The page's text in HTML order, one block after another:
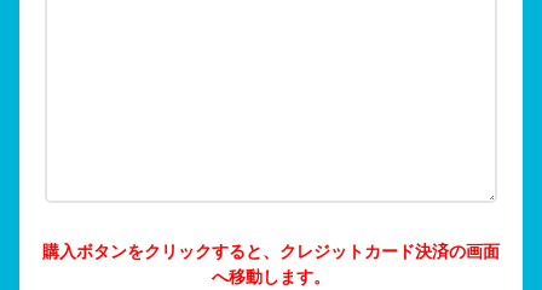
購入ボタンをクリックすると、クレジットカード決済の画面
へ移動します。